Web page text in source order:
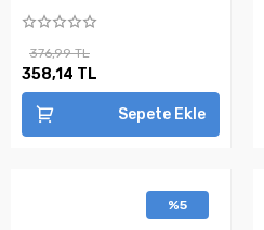
376,99 TL
358,14 TL
Sepete Ekle
%5